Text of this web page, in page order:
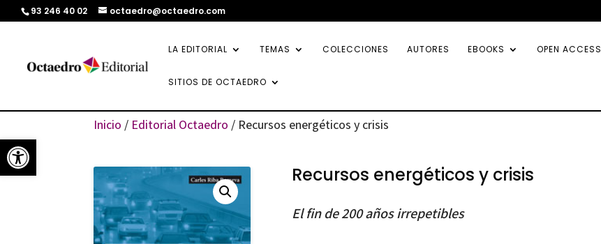
Abrir barra de herramientas
93 246 40 02 octaedro@octaedro.com
LA EDITORIAL TEMAS COLECCIONES AUTORES EBOOKS OPEN ACCESS
SITIOS DE OCTAEDRO
Inicio / Editorial Octaedro / Recursos energéticos y crisis
Recursos energéticos y crisis
El fin de 200 años irrepetibles